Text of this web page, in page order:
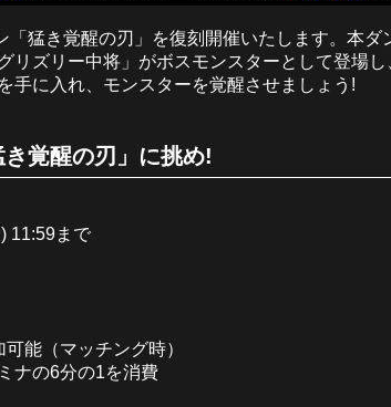
「猛き覚醒の刃」を復刻開催いたします。本ダ
リズリー中将」がボスモンスターとして登場
手に入れ、モンスターを覚醒させましょう!
覚醒の刃」に挑め!
11:59まで
能（マッチング時）
ナの6分の1を消費